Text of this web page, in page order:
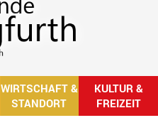
WIRTSCHAFT &
STANDORT
KULTUR &
FREIZEIT